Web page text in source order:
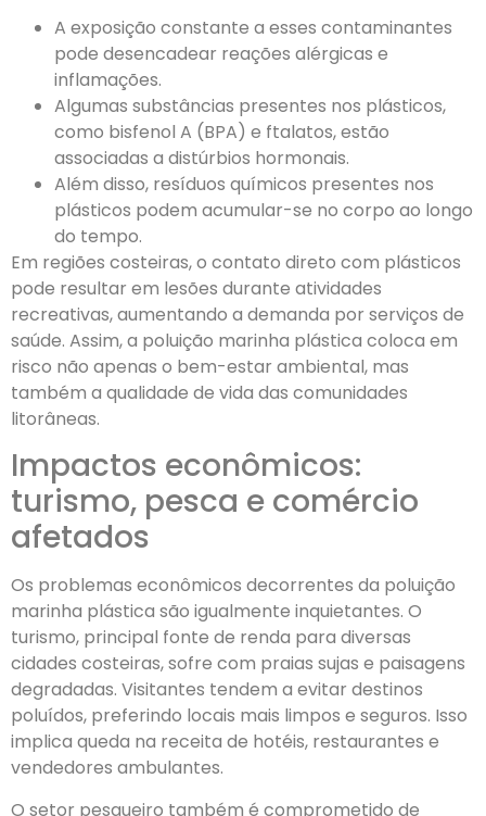
A exposição constante a esses contaminantes
pode desencadear reações alérgicas e
inflamações.
Algumas substâncias presentes nos plásticos,
como bisfenol A (BPA) e ftalatos, estão
associadas a distúrbios hormonais.
Além disso, resíduos químicos presentes nos
plásticos podem acumular-se no corpo ao longo
do tempo.
Em regiões costeiras, o contato direto com plásticos
pode resultar em lesões durante atividades
recreativas, aumentando a demanda por serviços de
saúde. Assim, a poluição marinha plástica coloca em
risco não apenas o bem-estar ambiental, mas
também a qualidade de vida das comunidades
litorâneas.
Impactos econômicos:
turismo, pesca e comércio
afetados
Os problemas econômicos decorrentes da poluição
marinha plástica são igualmente inquietantes. O
turismo, principal fonte de renda para diversas
cidades costeiras, sofre com praias sujas e paisagens
degradadas. Visitantes tendem a evitar destinos
poluídos, preferindo locais mais limpos e seguros. Isso
implica queda na receita de hotéis, restaurantes e
vendedores ambulantes.
O setor pesqueiro também é comprometido de